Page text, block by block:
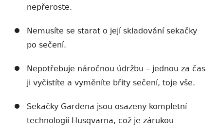
nepřeroste.
Nemusíte se starat o její skladování sekačky
po sečení.
Nepotřebuje náročnou údržbu – jednou za čas
ji vyčistíte a vyměníte břity sečení, toje vše.
Sekačky Gardena jsou osazeny kompletní
technologií Husqvarna, což je zárukou